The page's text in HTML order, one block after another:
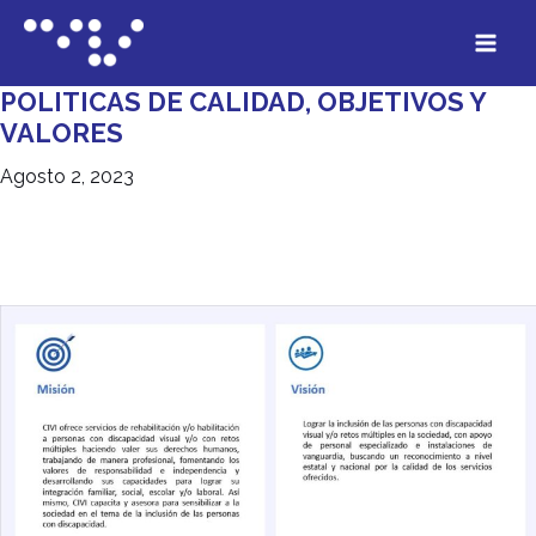
POLITICAS DE CALIDAD, OBJETIVOS Y
VALORES
Agosto 2, 2023